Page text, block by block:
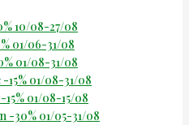
10/08-27/08
01/06-31/08
01/08-31/08
15% 01/08-31/08
01/08-15/08
-30% 01/05-31/08